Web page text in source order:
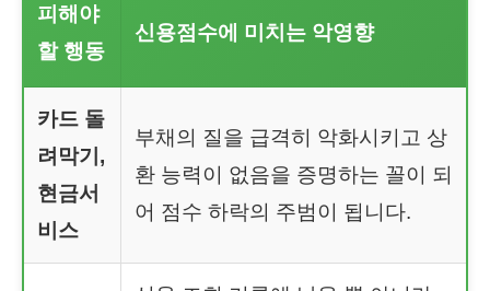
피해야
할 행동
신용점수에 미치는 악영향
카드 돌
려막기,
현금서
비스
부채의 질을 급격히 악화시키고 상
환 능력이 없음을 증명하는 꼴이 되
어 점수 하락의 주범이 됩니다.